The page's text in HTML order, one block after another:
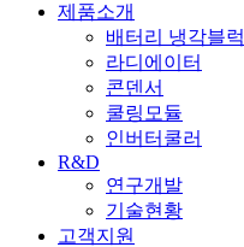
제품소개
배터리 냉각블럭
라디에이터
콘덴서
쿨링모듈
인버터쿨러
R&D
연구개발
기술현황
고객지원